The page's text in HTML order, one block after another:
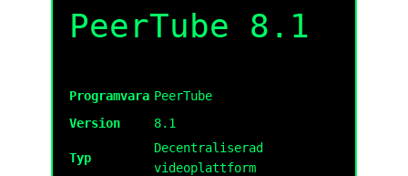
PeerTube 8.1
Programvara PeerTube
Version
8.1
Typ
Decentraliserad
videoplattform